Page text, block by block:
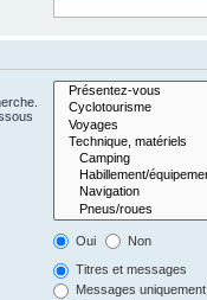
Oui Non
Titres et messages
Messages uniquement